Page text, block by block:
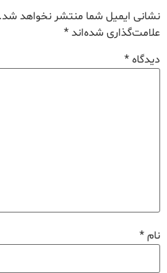
نشانی ایمیل شما منتشر نخواهد شد.
علامت‌گذاری شده‌اند*
دیدگاه*
نام*